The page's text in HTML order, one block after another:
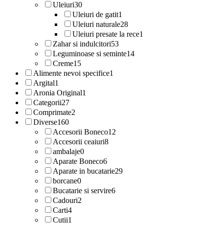
Uleiuri30
Uleiuri de gatit1
Uleiuri naturale28
Uleiuri presate la rece1
Zahar si indulcitori53
Leguminoase si seminte14
Creme15
Alimente nevoi specifice1
Argital1
Aronia Original1
Categorii27
Comprimate2
Diverse160
Accesorii Boneco12
Accesorii ceaiuri8
ambalaje0
Aparate Boneco6
Aparate in bucatarie29
borcane0
Bucatarie si servire6
Cadouri2
Carti4
Cutii1